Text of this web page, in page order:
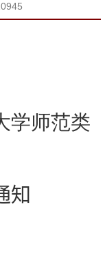
学师范类
知